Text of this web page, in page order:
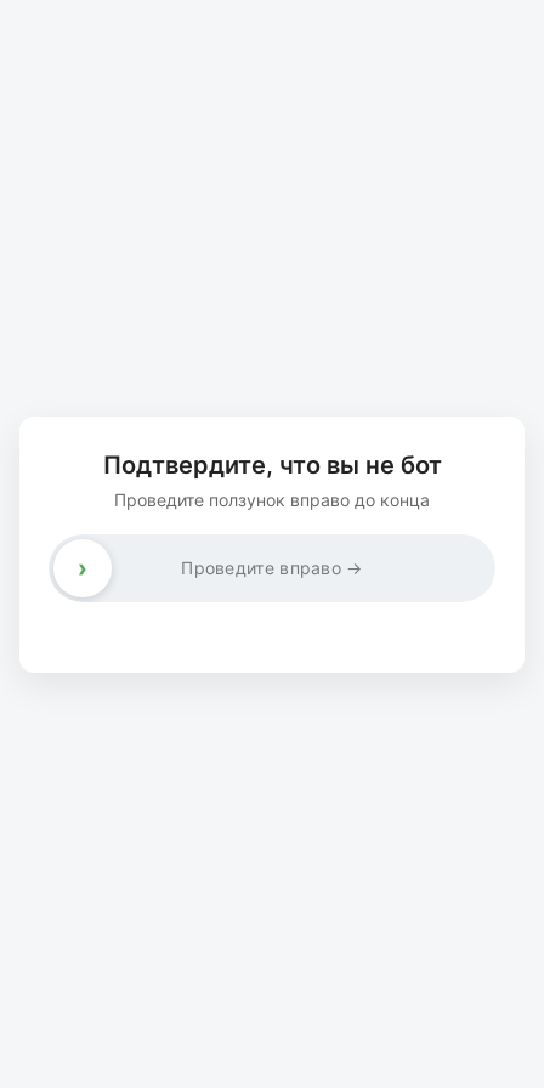
Подтвердите, что вы не бот
Проведите ползунок вправо до конца
Проведите вправо →
›